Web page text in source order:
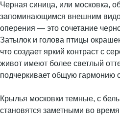
Черная синица, или московка,
запоминающимся внешним
оперения — это сочетание
Затылок и голова птицы
что создает яркий контраст с
живот имеют более светлый
подчеркивает общую гармонию
Крылья московки темные, с
становятся заметными во